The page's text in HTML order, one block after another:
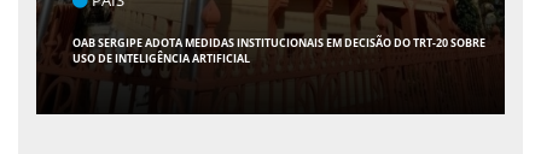
POLÍTICA
FLÁVIO CONFIRMA 47 APOIOS AO SENADO; VEJA QUAIS SÃO OS NOMES